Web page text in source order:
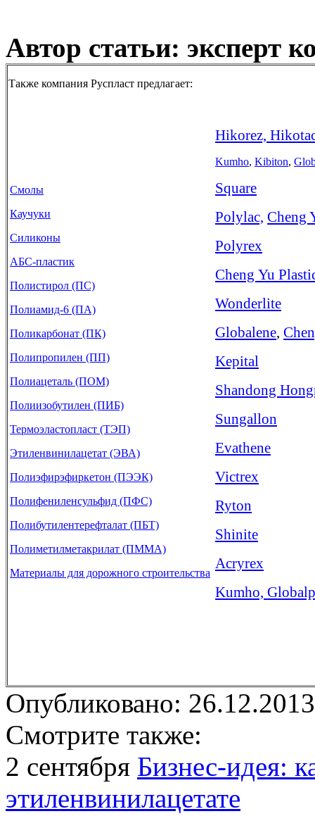
Автор статьи: эксперт
Также компания Руспласт предлагает:
Смолы
Каучуки
Силиконы
АБС-пластик
Полистирол (ПС)
Полиамид-6 (ПА)
Поликарбонат (ПК)
Полипропилен (ПП)
Полиацеталь (ПОМ)
Полиизобутилен (ПИБ)
Термоэластопласт (ТЭП)
Этиленвинилацетат (ЭВА)
Полиэфирэфиркетон (ПЭЭК)
Полифениленсульфид (ПФС)
Полибутилентерефталат (ПБТ)
Полиметилметакрилат (ПММА)
Материалы для дорожного строительства
Hikorez,
Kumho, Kibiton,
Square
Polylac, Cheng
Polyrex
Cheng Yu
Wonderlite
Globalene,
Kepital
Shandong
Sungallon
Evathene
Victrex
Ryton
Shinite
Acryrex
Kumho,
Опубликовано: 26.12.2013
Смотрите также:
2 сентября Бизнес-идея:
этиленвинилацетате